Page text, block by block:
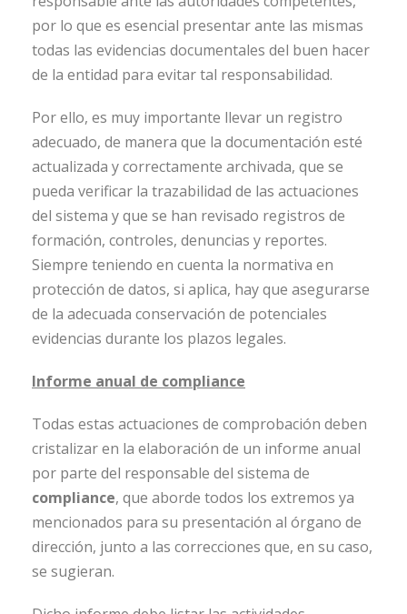
por lo que es esencial presentar ante las mismas
todas las evidencias documentales del buen hacer
de la entidad para evitar tal responsabilidad.
Por ello, es muy importante llevar un registro
adecuado, de manera que la documentación esté
actualizada y correctamente archivada, que se
pueda verificar la trazabilidad de las actuaciones
del sistema y que se han revisado registros de
formación, controles, denuncias y reportes.
Siempre teniendo en cuenta la normativa en
protección de datos, si aplica, hay que asegurarse
de la adecuada conservación de potenciales
evidencias durante los plazos legales.
Informe anual de compliance
Todas estas actuaciones de comprobación deben
cristalizar en la elaboración de un informe anual
por parte del responsable del sistema de
compliance, que aborde todos los extremos ya
mencionados para su presentación al órgano de
dirección, junto a las correcciones que, en su caso,
se sugieran.